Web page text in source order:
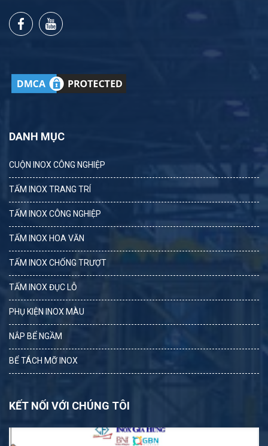
DANH MỤC
CUỘN INOX CÔNG NGHIỆP
TẤM INOX TRANG TRÍ
TẤM INOX CÔNG NGHIỆP
TẤM INOX HOA VĂN
TẤM INOX CHỐNG TRƯỢT
TẤM INOX ĐỤC LỖ
PHỤ KIỆN INOX MÀU
NẮP BỂ NGẦM
BỂ TÁCH MỠ INOX
KẾT NỐI VỚI CHÚNG TÔI